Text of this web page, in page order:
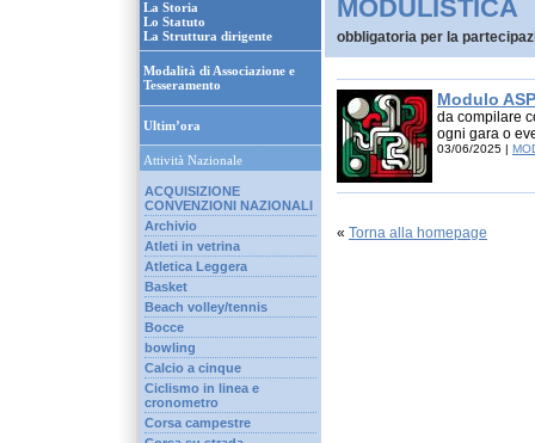
La Storia
Lo Statuto
La Struttura dirigente
Modalità di Associazione e
Tesseramento
Ultim’ora
Attività Nazionale
ACQUISIZIONE
CONVENZIONI NAZIONALI
Archivio
Atleti in vetrina
Atletica Leggera
Basket
Beach volley/tennis
Bocce
bowling
Calcio a cinque
Ciclismo in linea e
cronometro
Corsa campestre
MODULISTICA
obbligatoria per la
Modulo
da compilare
ogni gara o
03/06/2025 |
« Torna alla homepage